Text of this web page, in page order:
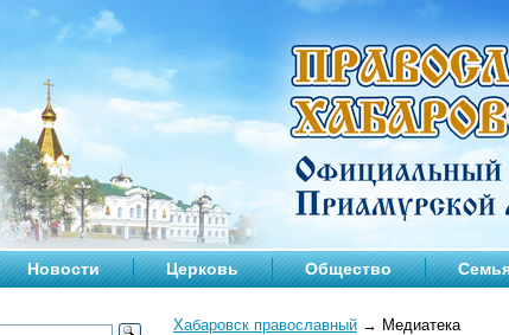
Новости Церковь Общество
Хабаровск православный → Медиатека